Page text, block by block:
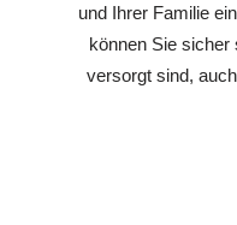
und Ihrer Familie
können Sie sicher
versorgt sind,